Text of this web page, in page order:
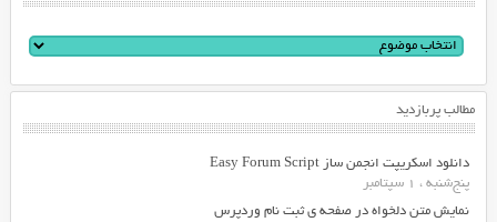
مطالب پربازدید
دانلود اسکریپت انجمن ساز Easy Forum Script
پنج‌شنبه ، 1 سپتامبر
نمایش متن دلخواه در صفحه ی ثبت نام وردپرس